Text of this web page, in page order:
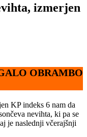
izmerjen
OBRAMBO
KP indeks 6 nam da
nevihta, ki pa se
je naslednji včerajšnji